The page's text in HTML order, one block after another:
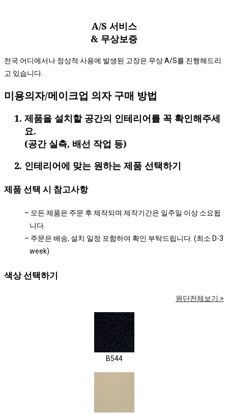
A/S 서비스​
& 무상보증​
전국 어디에서나 정상적 사용에 발생된 고장은 무상 A/S를 진행해드리
고 있습니다.
미용의자/메이크업 의자 구매 방법
제품을 설치할 공간의 인테리어를 꼭 확인해주세
요.
(공간 실측, 배선 작업 등)
인테리어에 맞는 원하는 제품 선택하기​
제품 선택 시 참고사항
– 모든 제품은 주문 후 제작되며 제작기간은 일주일 이상 소요됩
니다.
– 주문은 배송, 설치 일정 포함하여 확인 부탁드립니다. (최소 D-3
week)
색상 선택하기
원단전체보기 >
B544